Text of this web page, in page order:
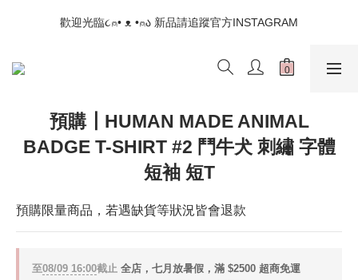
📣如果遇到結帳沒有反應，請另開瀏覽器 (不要直接從ig連結網站
下單)
歡迎光臨૮⍝• ᴥ •⍝ა 新品請追蹤官方INSTAGRAM
📣如果遇到結帳沒有反應，請另開瀏覽器 (不要直接從ig連結網站
預購┃HUMAN MADE ANIMAL
BADGE T-SHIRT #2 鬥牛犬 刺繡 字體
短袖 短T
預購限量商品，若遇缺貨等狀況皆會退款
至08/09 16:00截止 全店，七月放暑假，滿 $2500 超商免運